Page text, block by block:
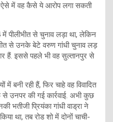
ऐसे में वह कैसे ये आरोप लगा सकती
पीलीभीत से चुनाव लड़ा था, लेकिन
से उनके बेटे वरुण गांधी चुनाव लड़
हैं. इससे पहले भी वह सुल्तानपुर से
में बनी रही हैं, फिर चाहे वह विवादित
से उनपर की गई कार्रवाई. अभी कुछ
भतीजी प्रियंका गांधी वाड्रा ने
था, तब रोड शो में दोनों चाची-